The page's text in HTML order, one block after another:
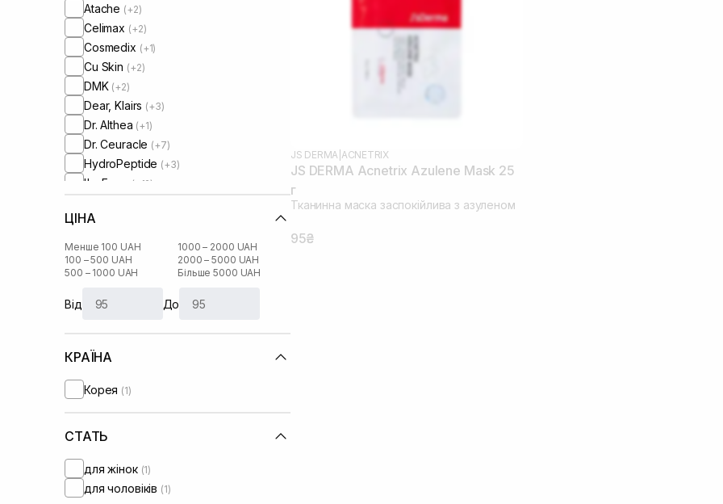
Atache (+2)
Celimax (+2)
Cosmedix (+1)
Cu Skin (+2)
DMK (+2)
Dear, Klairs (+3)
Dr. Althea (+1)
Dr. Ceuracle (+7)
HydroPeptide (+3)
I'm From (+12)
Instytutum
Js Derma
Lalarecipe
Manyo Factory (+5)
Medicube
Needly
Patchology
Rejuran (+3)
Round Lab(+1)
SISTERS
UIQ (+2)
Usolab(+6)
ЦІНА
Менше 100 UAH
100 – 500 UAH
500 – 1000 UAH
1000 – 2000 UAH
2000 – 5000 UAH
Більше 5000 UAH
Від До
КРАЇНА
Корея (1)
СТАТЬ
для жінок (1)
для чоловіків (1)
JS DERMA ACNETRIX
JS DERMA Acnetrix Azulene Mask 25
г
Тканинна маска заспокійлива з азуленом
95₴